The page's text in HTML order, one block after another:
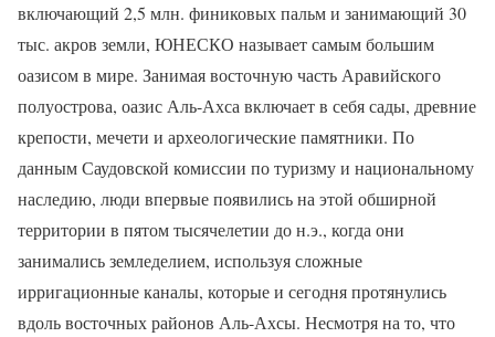
включающий 2,5 млн. финиковых пальм и занимающий 30
тыс. акров земли, ЮНЕСКО называет самым большим
оазисом в мире. Занимая восточную часть Аравийского
полуострова, оазис Аль-Ахса включает в себя сады, древние
крепости, мечети и археологические памятники. По
данным Саудовской комиссии по туризму и национальному
наследию, люди впервые появились на этой обширной
территории в пятом тысячелетии до н.э., когда они
занимались земледелием, используя сложные
ирригационные каналы, которые и сегодня протянулись
вдоль восточных районов Аль-Ахсы. Несмотря на то, что